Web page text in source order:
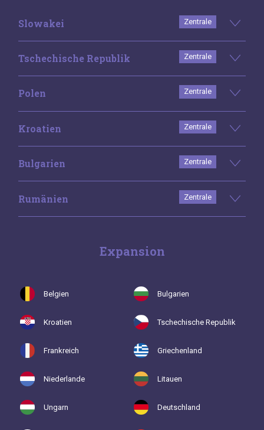
Slowakei Zentrale
Tschechische Republik Zentrale
Polen Zentrale
Kroatien Zentrale
Bulgarien Zentrale
Rumänien Zentrale
Expansion
Belgien Bulgarien
Kroatien Tschechische Republik
Frankreich Griechenland
Niederlande Litauen
Ungarn Deutschland